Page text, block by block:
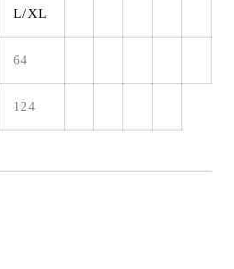
L/XL
64
124